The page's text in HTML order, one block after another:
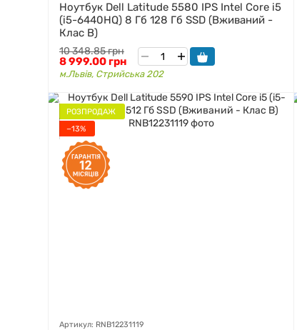
Ноутбук Dell Latitude 5580 IPS Intel Core i5
(i5-6440HQ) 8 Гб 128 Гб SSD (Вживаний -
Клас B)
10 348.85 грн
8 999.00 грн
м.Львів, Стрийська 202
РОЗПРОДАЖ
−13%
Артикул: RNB12231119